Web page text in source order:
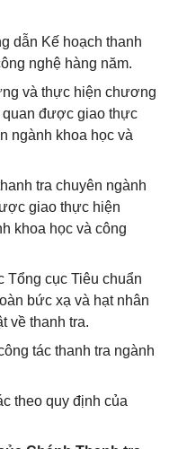
dẫn Kế hoạch thanh
nghệ hàng năm.
và thực hiện chương
quan được giao thực
ngành khoa học và
tra chuyên ngành
giao thực hiện
khoa học và công
Tổng cục Tiêu chuẩn
bức xạ và hạt nhân
về thanh tra.
tác thanh tra ngành
theo quy định của